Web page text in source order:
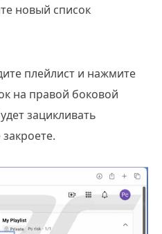
новый список
плейлист и нажмите
на правой боковой
зацикливать